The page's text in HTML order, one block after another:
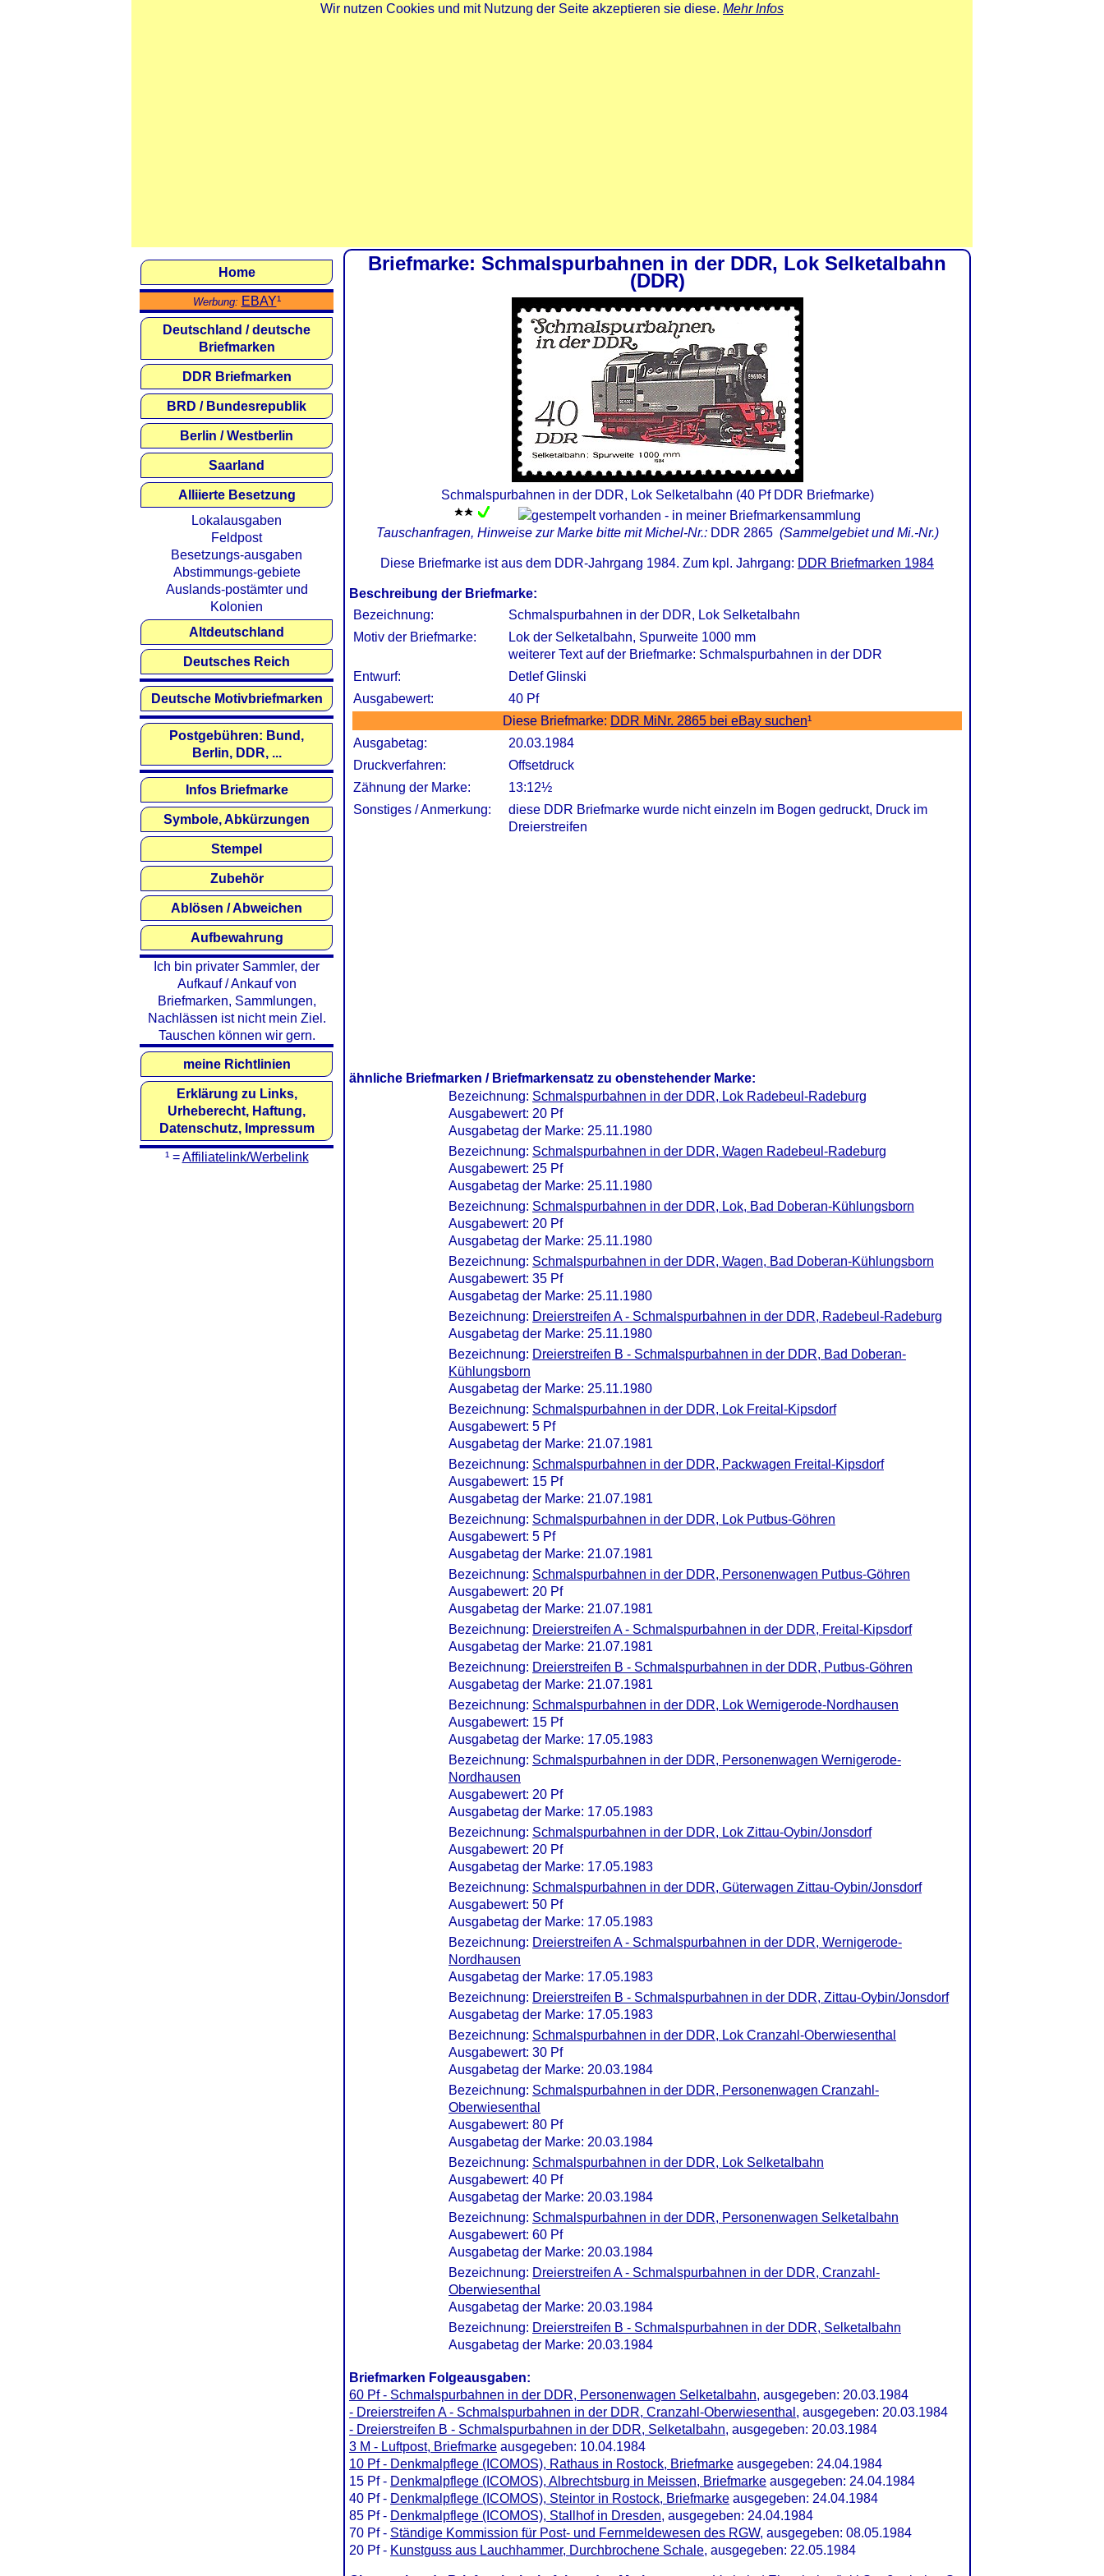
Wir nutzen Cookies und mit Nutzung der Seite akzeptieren sie diese. Mehr Infos
Briefmarke: Schmalspurbahnen in der DDR, Lok Selketalbahn
(DDR)
Schmalspurbahnen in der DDR, Lok Selketalbahn (40 Pf DDR Briefmarke)
Tauschanfragen, Hinweise zur Marke bitte mit Michel-Nr.: DDR 2865(Sammelgebiet und Mi.-Nr.)
Diese Briefmarke ist aus dem DDR-Jahrgang 1984. Zum kpl. Jahrgang: DDR Briefmarken 1984
Beschreibung der Briefmarke:
Bezeichnung:
Schmalspurbahnen in der DDR, Lok Selketalbahn
Motiv der Briefmarke:
Lok der Selketalbahn, Spurweite 1000 mm
weiterer Text auf der Briefmarke: Schmalspurbahnen in der DDR
Entwurf:
Detlef Glinski
Ausgabewert:
40 Pf
Diese Briefmarke: DDR MiNr. 2865 bei eBay suchen¹
Ausgabetag:
20.03.1984
Druckverfahren:
Offsetdruck
Zähnung der Marke:
13:12½
Sonstiges / Anmerkung:
diese DDR Briefmarke wurde nicht einzeln im Bogen gedruckt, Druck im
Dreierstreifen
ähnliche Briefmarken / Briefmarkensatz zu obenstehender Marke:
Bezeichnung: Schmalspurbahnen in der DDR, Lok Radebeul-Radeburg
Ausgabewert: 20 Pf
Ausgabetag der Marke: 25.11.1980
Bezeichnung: Schmalspurbahnen in der DDR, Wagen Radebeul-Radeburg
Ausgabewert: 25 Pf
Ausgabetag der Marke: 25.11.1980
Bezeichnung: Schmalspurbahnen in der DDR, Lok, Bad Doberan-Kühlungsborn
Ausgabewert: 20 Pf
Ausgabetag der Marke: 25.11.1980
Bezeichnung: Schmalspurbahnen in der DDR, Wagen, Bad Doberan-Kühlungsborn
Ausgabewert: 35 Pf
Ausgabetag der Marke: 25.11.1980
Bezeichnung: Dreierstreifen A - Schmalspurbahnen in der DDR, Radebeul-Radeburg
Ausgabetag der Marke: 25.11.1980
Bezeichnung: Dreierstreifen B - Schmalspurbahnen in der DDR, Bad Doberan-
Kühlungsborn
Ausgabetag der Marke: 25.11.1980
Bezeichnung: Schmalspurbahnen in der DDR, Lok Freital-Kipsdorf
Ausgabewert: 5 Pf
Ausgabetag der Marke: 21.07.1981
Bezeichnung: Schmalspurbahnen in der DDR, Packwagen Freital-Kipsdorf
Ausgabewert: 15 Pf
Ausgabetag der Marke: 21.07.1981
Bezeichnung: Schmalspurbahnen in der DDR, Lok Putbus-Göhren
Ausgabewert: 5 Pf
Ausgabetag der Marke: 21.07.1981
Bezeichnung: Schmalspurbahnen in der DDR, Personenwagen Putbus-Göhren
Ausgabewert: 20 Pf
Ausgabetag der Marke: 21.07.1981
Bezeichnung: Dreierstreifen A - Schmalspurbahnen in der DDR, Freital-Kipsdorf
Ausgabetag der Marke: 21.07.1981
Bezeichnung: Dreierstreifen B - Schmalspurbahnen in der DDR, Putbus-Göhren
Ausgabetag der Marke: 21.07.1981
Bezeichnung: Schmalspurbahnen in der DDR, Lok Wernigerode-Nordhausen
Ausgabewert: 15 Pf
Ausgabetag der Marke: 17.05.1983
Bezeichnung: Schmalspurbahnen in der DDR, Personenwagen Wernigerode-
Nordhausen
Ausgabewert: 20 Pf
Ausgabetag der Marke: 17.05.1983
Bezeichnung: Schmalspurbahnen in der DDR, Lok Zittau-Oybin/Jonsdorf
Ausgabewert: 20 Pf
Ausgabetag der Marke: 17.05.1983
Bezeichnung: Schmalspurbahnen in der DDR, Güterwagen Zittau-Oybin/Jonsdorf
Ausgabewert: 50 Pf
Ausgabetag der Marke: 17.05.1983
Bezeichnung: Dreierstreifen A - Schmalspurbahnen in der DDR, Wernigerode-
Nordhausen
Ausgabetag der Marke: 17.05.1983
Bezeichnung: Dreierstreifen B - Schmalspurbahnen in der DDR, Zittau-Oybin/Jonsdorf
Ausgabetag der Marke: 17.05.1983
Bezeichnung: Schmalspurbahnen in der DDR, Lok Cranzahl-Oberwiesenthal
Ausgabewert: 30 Pf
Ausgabetag der Marke: 20.03.1984
Bezeichnung: Schmalspurbahnen in der DDR, Personenwagen Cranzahl-
Oberwiesenthal
Ausgabewert: 80 Pf
Ausgabetag der Marke: 20.03.1984
Bezeichnung: Schmalspurbahnen in der DDR, Lok Selketalbahn
Ausgabewert: 40 Pf
Ausgabetag der Marke: 20.03.1984
Bezeichnung: Schmalspurbahnen in der DDR, Personenwagen Selketalbahn
Ausgabewert: 60 Pf
Ausgabetag der Marke: 20.03.1984
Bezeichnung: Dreierstreifen A - Schmalspurbahnen in der DDR, Cranzahl-
Oberwiesenthal
Ausgabetag der Marke: 20.03.1984
Bezeichnung: Dreierstreifen B - Schmalspurbahnen in der DDR, Selketalbahn
Ausgabetag der Marke: 20.03.1984
Briefmarken Folgeausgaben:
60 Pf - Schmalspurbahnen in der DDR, Personenwagen Selketalbahn, ausgegeben: 20.03.1984
- Dreierstreifen A - Schmalspurbahnen in der DDR, Cranzahl-Oberwiesenthal , ausgegeben: 20.03.1984
- Dreierstreifen B - Schmalspurbahnen in der DDR, Selketalbahn, ausgegeben: 20.03.1984
3 M - Luftpost, Briefmarke ausgegeben: 10.04.1984
10 Pf - Denkmalpflege (ICOMOS), Rathaus in Rostock, Briefmarke ausgegeben: 24.04.1984
15 Pf - Denkmalpflege (ICOMOS), Albrechtsburg in Meissen, Briefmarke ausgegeben: 24.04.1984
40 Pf - Denkmalpflege (ICOMOS), Steintor in Rostock, Briefmarke ausgegeben: 24.04.1984
85 Pf - Denkmalpflege (ICOMOS), Stallhof in Dresden, ausgegeben: 24.04.1984
70 Pf - Ständige Kommission für Post- und Fernmeldewesen des RGW, ausgegeben: 08.05.1984
20 Pf - Kunstguss aus Lauchhammer, Durchbrochene Schale, ausgegeben: 22.05.1984
Home
Werbung: EBAY¹
Deutschland / deutsche
Briefmarken
DDR Briefmarken
BRD / Bundesrepublik
Berlin / Westberlin
Saarland
Alliierte Besetzung
Lokalausgaben
Feldpost
Besetzungs-ausgaben
Abstimmungs-gebiete
Auslands-postämter und
Kolonien
Altdeutschland
Deutsches Reich
Deutsche Motivbriefmarken
Postgebühren: Bund,
Berlin, DDR, ...
Infos Briefmarke
Symbole, Abkürzungen
Stempel
Zubehör
Ablösen / Abweichen
Aufbewahrung
Ich bin privater Sammler, der
Aufkauf / Ankauf von
Briefmarken, Sammlungen,
Nachlässen ist nicht mein Ziel.
Tauschen können wir gern.
meine Richtlinien
Erklärung zu Links,
Urheberecht, Haftung,
Datenschutz, Impressum
¹ =Affiliatelink/Werbelink